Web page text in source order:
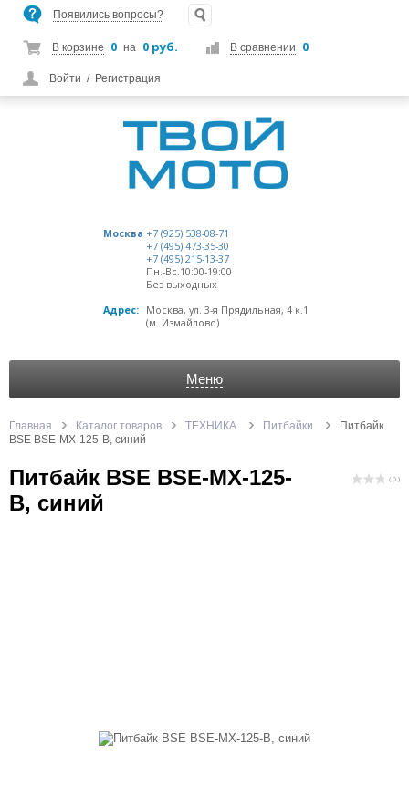
Появились вопросы?
В корзине 0 на 0 руб. В сравнении 0
Войти / Регистрация
Москва +7 (925) 538-08-71
+7 (495) 473-35-30
+7 (495) 215-13-37
Пн.-Вс.10:00-19:00
Без выходных
Адрес:
Москва, ул. 3-я Прядильная, 4 к.1
(м. Измайлово)
Меню
Главная Каталог товаров ТЕХНИКА Питбайки
Питбайк
BSE BSE-MX-125-B, синий
Питбайк BSE BSE-MX-125-
B, синий
( 0 )